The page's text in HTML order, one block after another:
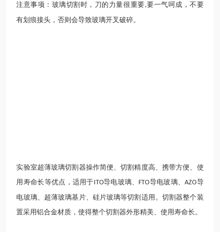
注意事项：玻璃切割时，刀的力量很重要,要一气呵成，不要
有划痕接头，否则会导致玻璃开叉破碎。
实验室超薄玻璃切割器操作简便、切割精度高、携带方便、使
用寿命长等优点，适用于 ITO导电玻璃、 FTO导电玻璃、AZO导
电玻璃、超薄玻璃基片、硅片玻璃等切割适用。切割器整个装
置采用铝合金材质，使得整个切割器外形精美、使用寿命长。